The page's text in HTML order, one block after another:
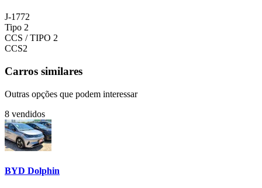
J-1772
Tipo 2
CCS / TIPO 2
CCS2
Carros similares
Outras opções que podem interessar
8 vendidos
BYD Dolphin